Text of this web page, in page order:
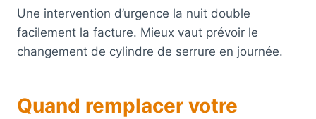
Une intervention d’urgence la nuit double
facilement la facture. Mieux vaut prévoir le
changement de cylindre de serrure en journée.
Quand remplacer votre